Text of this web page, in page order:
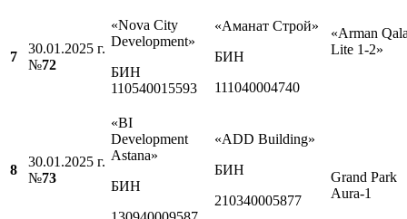
7
30.01.2025 г.
№72
«Nova City
Development»
БИН
110540015593
«Аманат Строй»
БИН
111040004740
«Arman
Lite 1-2»
8
30.01.2025 г.
№73
«BI
Development
Astana»
БИН
«ADD Building»
БИН
210340005877
Grand Park
Aura-1